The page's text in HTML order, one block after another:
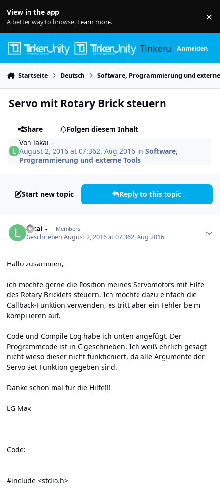
View in the app
A better way to browse. Learn more. ×
TinkerunityAnmelden
Startseite Deutsch Software, Programmierung und
Servo mit Rotary Brick steuern
Share
Folgen diesem Inhalt
Von lakai_-
August 2, 2016 at 07:362. Aug 2016 inSoftware,
Programmierung und externe Tools
Start new topic Reply to this topic
lakai_- Members
GeschriebenAugust 2, 2016 at 07:362. Aug 2016
Hallo zusammen,
ich möchte gerne die Position meines Servomotors mit Hilfe
des Rotary Bricklets steuern. Ich möchte dazu einfach die
Callback-Funktion verwenden, es tritt aber ein Fehler beim
kompilieren auf.
Code und Compile Log habe ich unten angefügt. Der
Programmcode ist in C geschrieben. Ich weiß ehrlich gesagt
nicht wieso dieser nicht funktioniert, da alle Argumente der
Servo Set Funktion gegeben sind.
Danke schon mal für die Hilfe!!!
LG Max
Code:
#include <stdio.h>